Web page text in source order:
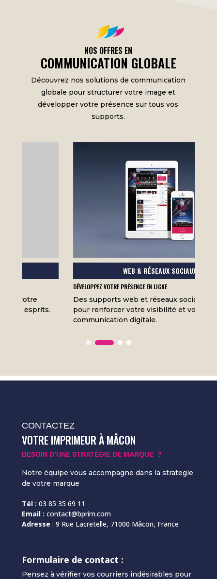
NOS OFFRES EN
COMMUNICATION GLOBALE
Découvrez nos solutions de communication
globale pour structurer votre image et
développer votre présence sur tous vos
supports.
WEB & RÉSEAUX SOCIAUX
DÉVELOPPEZ VOTRE PRÉSENCE EN LIGNE
Des supports web et réseaux sociaux pensés
pour renforcer votre visibilité et votre
communication digitale.
CONTACTEZ
VOTRE IMPRIMEUR À MÂCON
BESOIN D’UNE STRATÉGIE DE MARQUE ?
Notre équipe vous accompagne dans la strategie
de votre marque
Tél : 03 85 35 69 11
Email : contact@bprim.com
Adresse : 9 Rue Lacretelle, 71000 Mâcon, France
Formulaire de contact :
Pensez à vérifier vos courriers indésirables pour